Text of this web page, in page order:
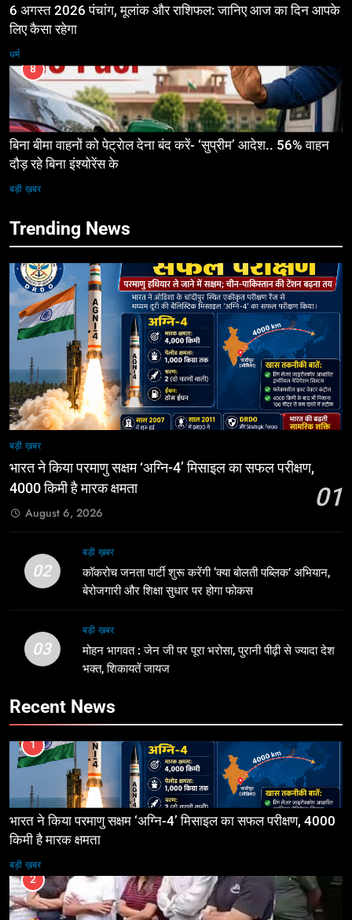
6 अगस्त 2026 पंचांग, मूलांक और राशिफल: जानिए आज का दिन आपके
लिए कैसा रहेगा
धर्म
8
बिना बीमा वाहनों को पेट्राेल देना बंद करें- ‘सुप्रीम’ आदेश.. 56% वाहन
दौड़ रहे बिना इंश्योरेंस के
बड़ी ख़बर
Trending News
बड़ी ख़बर
भारत ने किया परमाणु सक्षम ‘अग्नि-4’ मिसाइल का सफल परीक्षण,
4000 किमी है मारक क्षमता
01
August 6, 2026
02
बड़ी ख़बर
कॉकरोच जनता पार्टी शुरू करेंगी ‘क्या बोलती पब्लिक’ अभियान,
बेरोजगारी और शिक्षा सुधार पर होगा फोकस
03
बड़ी ख़बर
मोहन भागवत : जेन जी पर पूरा भरोसा, पुरानी पीढ़ी से ज्यादा देश
भक्त, शिकायतें जायज
Recent News
1
भारत ने किया परमाणु सक्षम ‘अग्नि-4’ मिसाइल का सफल परीक्षण, 4000
किमी है मारक क्षमता
बड़ी ख़बर
2